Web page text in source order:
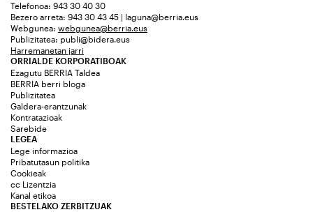
Telefonoa: 943 30 40 30
Bezero arreta: 943 30 43 45 | laguna@berria.eus
Webgunea: webgunea@berria.eus
Publizitatea: publi@bidera.eus
Harremanetan jarri
ORRIALDE KORPORATIBOAK
Ezagutu BERRIA Taldea
BERRIA berri bloga
Publizitatea
Galdera-erantzunak
Kontratazioak
Sarebide
LEGEA
Lege informazioa
Pribatutasun politika
Cookieak
cc Lizentzia
Kanal etikoa
BESTELAKO ZERBITZUAK